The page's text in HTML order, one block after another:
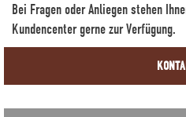
Bei Fragen oder Anliegen stehen
Kundencenter gerne zur Verfügung.